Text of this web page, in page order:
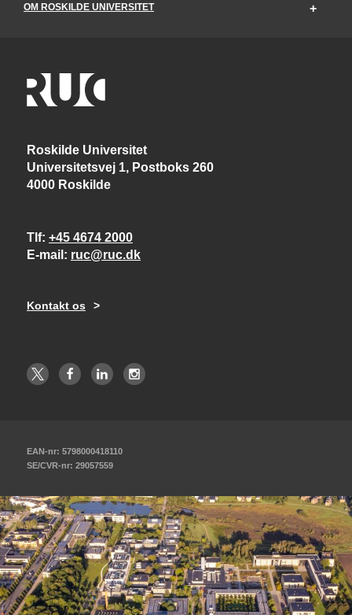
OM ROSKILDE UNIVERSITET
Roskilde Universitet
Universitetsvej 1, Postboks 260
4000 Roskilde
Tlf +45 4674 2000
E-mail
ruc@ruc.dk
Kontakt os
EAN-nr: 5798000418110
SE/CVR-nr: 29057559